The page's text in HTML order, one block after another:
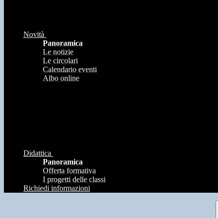
Novità
Panoramica
Le notizie
Le circolari
Calendario eventi
Albo online
Didattica
Panoramica
Offerta formativa
I progetti delle classi
Richiedi informazioni